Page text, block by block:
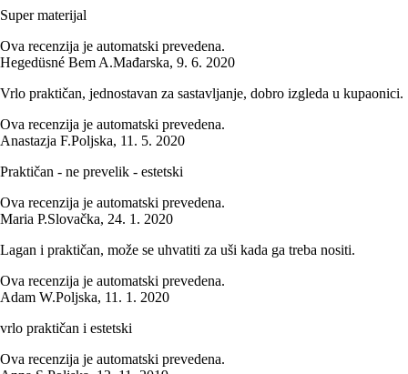
Super materijal
Ova recenzija je automatski prevedena.
Hegedüsné Bem A.Mađarska, 9. 6. 2020
Vrlo praktičan, jednostavan za sastavljanje, dobro izgleda u kupaonici.
Ova recenzija je automatski prevedena.
Anastazja F.Poljska, 11. 5. 2020
Praktičan - ne prevelik - estetski
Ova recenzija je automatski prevedena.
Maria P.Slovačka, 24. 1. 2020
Lagan i praktičan, može se uhvatiti za uši kada ga treba nositi.
Ova recenzija je automatski prevedena.
Adam W.Poljska, 11. 1. 2020
vrlo praktičan i estetski
Ova recenzija je automatski prevedena.